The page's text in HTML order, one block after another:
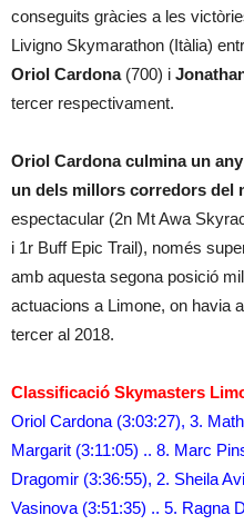
conseguits gràcies a les
Livigno Skymarathon (Itàlia)
Oriol Cardona(700) i
tercer respectivament.
Oriol Cardona culmina un
un dels millors corredors del
espectacular (2n Mt Awa
i 1r Buff Epic Trail), només
amb aquesta segona posició
actuacions a Limone, on havia
tercer al 2018.
Classificació Skymasters
Oriol Cardona (3:03:27), 3.
Margarit (3:11:05) .. 8. Marc
Dragomir (3:36:55), 2. Sheila
Vasinova (3:51:35) .. 5. Ragna